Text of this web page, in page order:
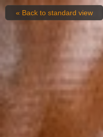
« Back to standard view